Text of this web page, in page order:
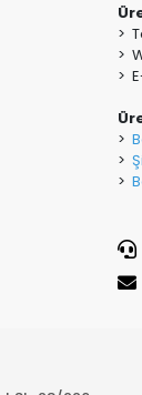
>
>
>
>
>
>